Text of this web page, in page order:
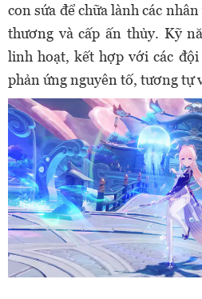
con sứa để chữa lành các
thương và cấp ấn thủy. Kỹ
linh hoạt, kết hợp với các
phản ứng nguyên tố, tương tự